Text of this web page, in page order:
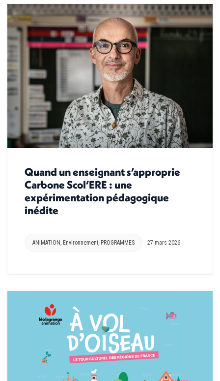
Quand un enseignant s’approprie
Carbone Scol’ERE : une
expérimentation pédagogique
inédite
ANIMATION , Environnement, PROGRAMMES 27 mars 2026